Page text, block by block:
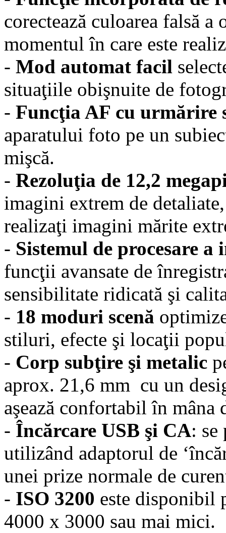
corectează culoarea falsă
momentul în care este
- Mod automat facil
situaţiile obişnuite de
- Funcţia AF cu urmărire
aparatului foto pe un
mişcă.
- Rezoluţia de 12,2
imagini extrem de
realizaţi imagini mărite
- Sistemul de procesare
funcţii avansate de
sensibilitate ridicată şi
- 18 moduri scenă
stiluri, efecte şi locaţii
- Corp subţire şi metalic
aprox. 21,6 mm cu un
aşează confortabil în mâna
- Încărcare USB şi CA: se
utilizând adaptorul de
unei prize normale de
- ISO 3200 este disponibil
4000 x 3000 sau mai mici.